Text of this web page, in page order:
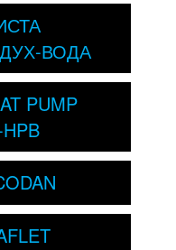
ВОДА
PUMP